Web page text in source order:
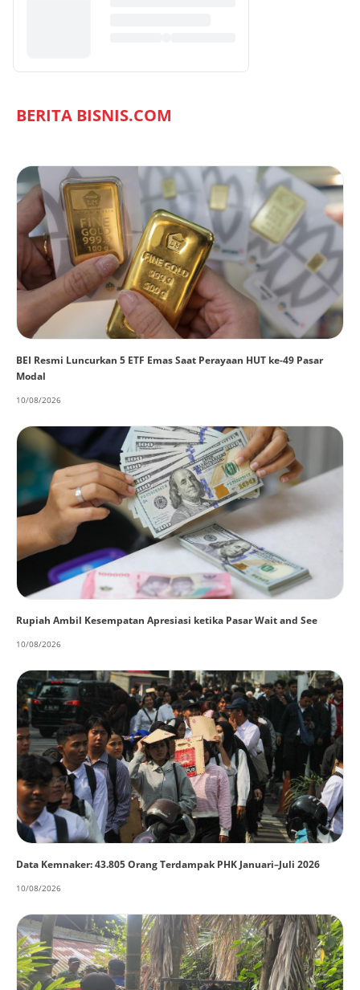
BERITA BISNIS.COM
BEI Resmi Luncurkan 5 ETF Emas Saat Perayaan HUT ke-49 Pasar
Modal
10/08/2026
Rupiah Ambil Kesempatan Apresiasi ketika Pasar Wait and See
10/08/2026
Data Kemnaker: 43.805 Orang Terdampak PHK Januari–Juli 2026
10/08/2026